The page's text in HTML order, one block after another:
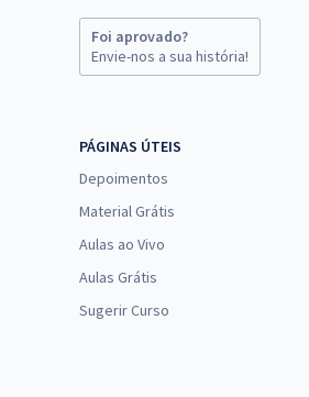
Foi aprovado?
Envie-nos a sua história!
PÁGINAS ÚTEIS
Depoimentos
Material Grátis
Aulas ao Vivo
Aulas Grátis
Sugerir Curso